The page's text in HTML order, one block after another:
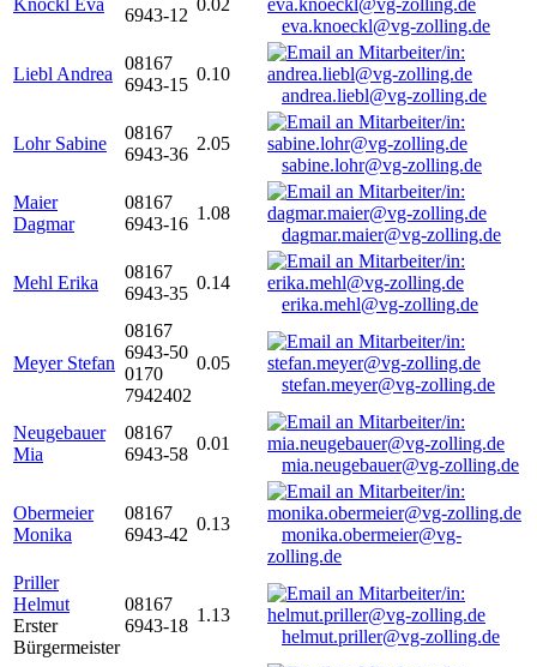
Knöckl Eva
6943-12
0.02
eva.knoeckl@vg-zolling.de
Liebl Andrea
08167
6943-15
0.10
andrea.liebl@vg-zolling.de
Lohr Sabine
08167
6943-36
2.05
sabine.lohr@vg-zolling.de
Maier
Dagmar
08167
6943-16
1.08
dagmar.maier@vg-zolling.de
Mehl Erika
08167
6943-35
0.14
erika.mehl@vg-zolling.de
Meyer Stefan
08167
6943-50
0170
7942402
0.05
stefan.meyer@vg-zolling.de
Neugebauer
Mia
08167
6943-58
0.01
mia.neugebauer@vg-zolling.de
Obermeier
Monika
08167
6943-42
0.13
monika.obermeier@vg-
zolling.de
Priller
Helmut
Erster
Bürgermeister
08167
6943-18
1.13
helmut.priller@vg-zolling.de